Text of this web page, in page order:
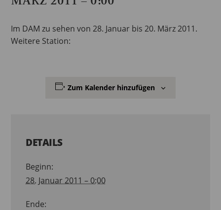
Im DAM zu sehen von 28. Januar bis 20. März 2011.
Weitere Station:
Zum Kalender hinzufügen
DETAILS
Beginn:
28. Januar 2011 – 0:00
Ende: